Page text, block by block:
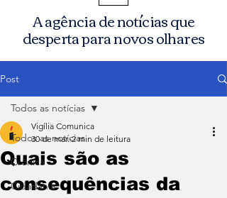
A agência de notícias que
desperta para novos olhares
Post
Todos as notícias
Crônica
Cidadania
Todos as notícias
Quais são as
consequências da
Vigília Comunica
30 de mar. 2 min de leitura